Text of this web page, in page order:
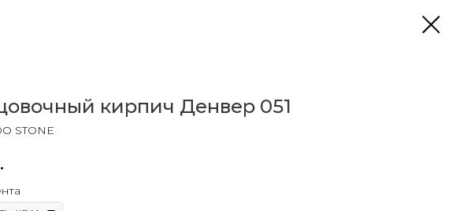
кирпич Денвер 051
STONE